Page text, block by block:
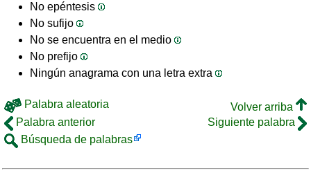
No epéntesis
No sufijo
No se encuentra en el medio
No prefijo
Ningún anagrama con una letra extra
Palabra aleatoria
Volver arriba
Palabra anterior
Siguiente palabra
Búsqueda de palabras